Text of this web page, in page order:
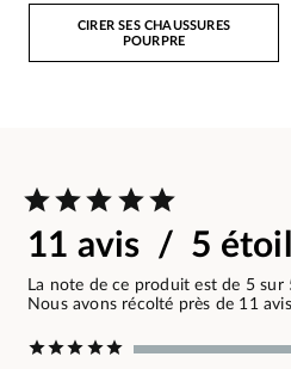
CIRER SES CHAUSSURES
POURPRE
11 avis / 5
La note de ce produit est de 5 sur
Nous avons récolté près de 11